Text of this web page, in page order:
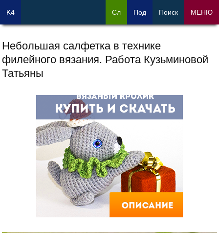
Небольшая салфетка в технике
филейного вязания. Работа Кузьминовой
Татьяны
K4 Сл Под Поиск МЕНЮ